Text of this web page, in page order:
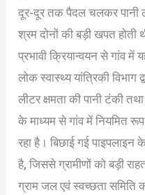
दूर-दूर तक पैदल चलकर पानी
श्रम दोनों की बड़ी खपत
प्रभावी क्रियान्वयन से गांव में
लोक स्वास्थ्य यांत्रिकी विभाग
लीटर क्षमता की पानी टंकी
के माध्यम से गांव में नियमित
रहा है। बिछाई गई
है, जिससे ग्रामीणों को बड़ी
ग्राम जल एवं स्वच्छता समिति